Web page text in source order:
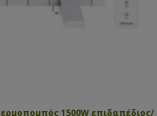
1500W επιδαπέδιος/